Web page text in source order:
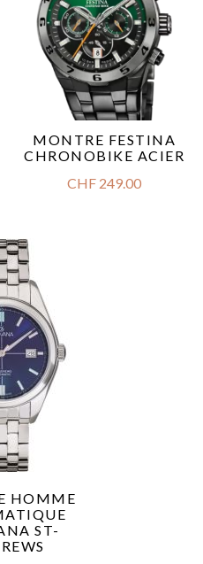
MONTRE FESTINA
CHRONOBIKE ACIER
CHF 249.00
HOMME
ST-